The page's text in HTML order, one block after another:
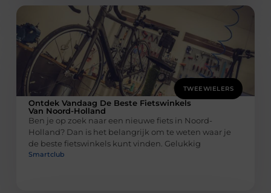
TWEEWIELERS
Ontdek Vandaag De Beste Fietswinkels
Van Noord-Holland
Ben je op zoek naar een nieuwe fiets in Noord-
Holland? Dan is het belangrijk om te weten waar je
de beste fietswinkels kunt vinden. Gelukkig
Smartclub